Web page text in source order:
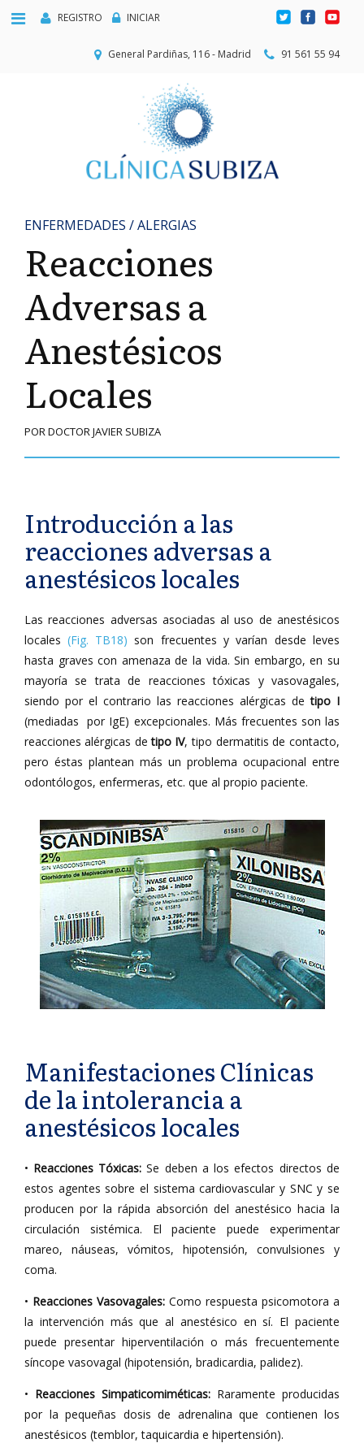
REGISTRO INICIAR
General Pardiñas, 116 - Madrid 91 561 55 94
ENFERMEDADES / ALERGIAS
Reacciones
Adversas a
Anestésicos
Locales
POR DOCTOR JAVIER SUBIZA
Introducción a las
reacciones adversas a
anestésicos locales
Las reacciones adversas asociadas al uso de anestésicos
locales (Fig. TB18) son frecuentes y varían desde leves
hasta graves con amenaza de la vida. Sin embargo, en su
mayoría se trata de reacciones tóxicas y vasovagales,
siendo por el contrario las reacciones alérgicas detipo I
(mediadas por IgE) excepcionales. Más frecuentes son las
reacciones alérgicas detipo IV, tipo dermatitis de contacto,
pero éstas plantean más un problema ocupacional entre
odontólogos, enfermeras, etc. que al propio paciente.
Manifestaciones Clínicas
de la intolerancia a
anestésicos locales
• Reacciones Tóxicas: Se deben a los efectos directos de
estos agentes sobre el sistema cardiovascular y SNC y se
producen por la rápida absorción del anestésico hacia la
circulación sistémica. El paciente puede experimentar
mareo, náuseas, vómitos, hipotensión, convulsiones y
coma.
• Reacciones Vasovagales: Como respuesta psicomotora a
la intervención más que al anestésico en sí. El paciente
puede presentar hiperventilación o más frecuentemente
síncope vasovagal (hipotensión, bradicardia, palidez).
• Reacciones Simpaticomiméticas: Raramente producidas
por la pequeñas dosis de adrenalina que contienen los
anestésicos (temblor, taquicardia e hipertensión).